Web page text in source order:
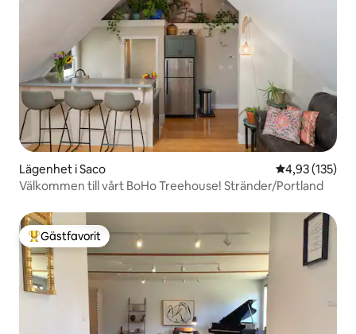
Lägenhet i Saco 4,93 av 5 i
4,93 (135)
Välkommen till vårt BoHo Treehouse! Stränder/Portland
Populär gästfavorit
Gästfavorit